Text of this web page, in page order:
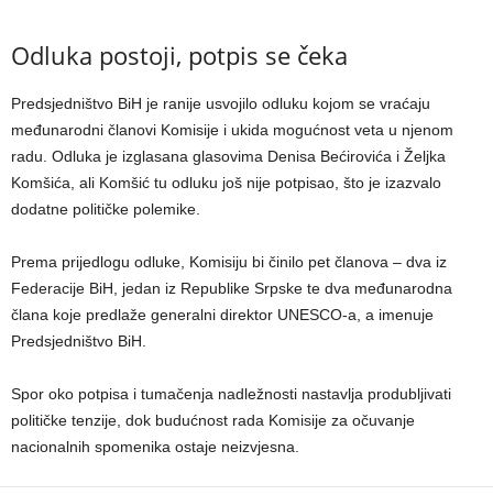
Odluka postoji, potpis se čeka
Predsjedništvo BiH je ranije usvojilo odluku kojom se vraćaju
međunarodni članovi Komisije i ukida mogućnost veta u njenom
radu. Odluka je izglasana glasovima Denisa Bećirovića i Željka
Komšića, ali Komšić tu odluku još nije potpisao, što je izazvalo
dodatne političke polemike.
Prema prijedlogu odluke, Komisiju bi činilo pet članova – dva iz
Federacije BiH, jedan iz Republike Srpske te dva međunarodna
člana koje predlaže generalni direktor UNESCO-a, a imenuje
Predsjedništvo BiH.
Spor oko potpisa i tumačenja nadležnosti nastavlja produbljivati
političke tenzije, dok budućnost rada Komisije za očuvanje
nacionalnih spomenika ostaje neizvjesna.